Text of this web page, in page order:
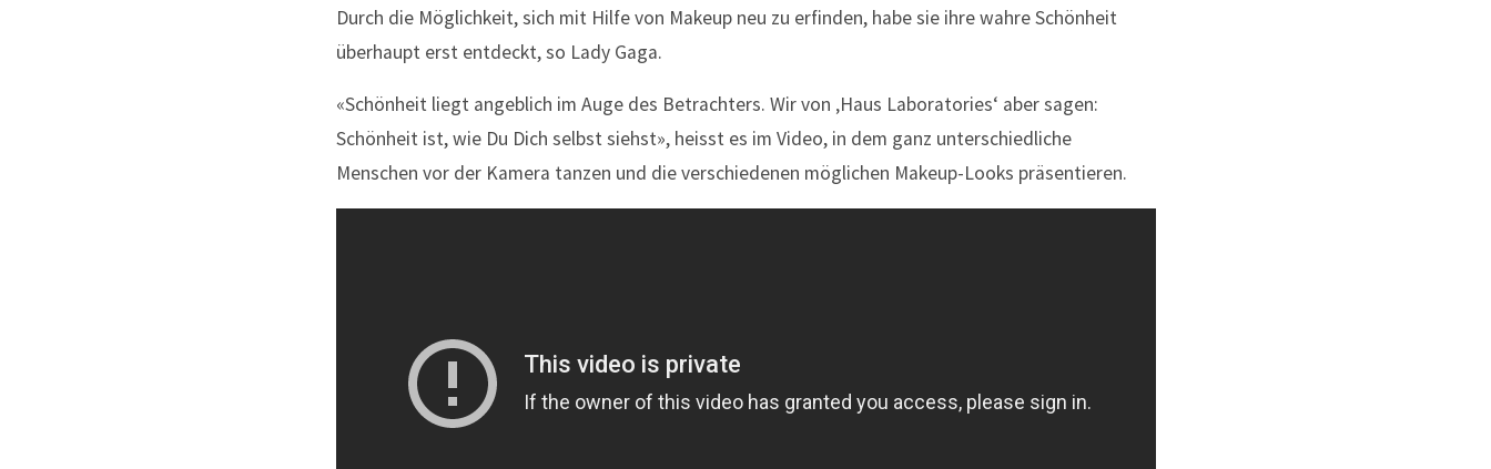
Durch die Möglichkeit, sich mit Hilfe von Makeup neu zu erfinden, habe sie ihre wahre Schönheit
überhaupt erst entdeckt, so Lady Gaga.
«Schönheit liegt angeblich im Auge des Betrachters. Wir von ‚Haus Laboratories‘ aber sagen:
Schönheit ist, wie Du Dich selbst siehst», heisst es im Video, in dem ganz unterschiedliche
Menschen vor der Kamera tanzen und die verschiedenen möglichen Makeup-Looks präsentieren.